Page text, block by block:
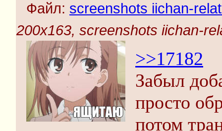
Файл: screenshots iichan-
200x163, screenshots iichan-
>>17182
Забыл
просто
потом